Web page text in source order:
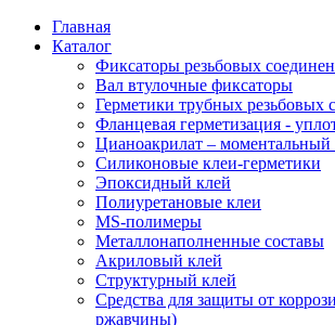
Главная
Каталог
Фиксаторы резьбовых
Вал втулочные фиксаторы
Герметики трубных резьбовых
Фланцевая герметизация -
Цианоакрилат – моментальный
Силиконовые клеи-герметики
Эпоксидный клей
Полиуретановые клеи
MS-полимеры
Металлонаполненные составы
Акриловый клей
Структурный клей
Средства для защиты от
ржавчины)